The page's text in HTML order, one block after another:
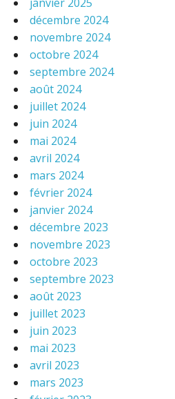
décembre 2024
novembre 2024
octobre 2024
septembre 2024
août 2024
juillet 2024
juin 2024
mai 2024
avril 2024
mars 2024
février 2024
janvier 2024
décembre 2023
novembre 2023
octobre 2023
septembre 2023
août 2023
juillet 2023
juin 2023
mai 2023
avril 2023
mars 2023